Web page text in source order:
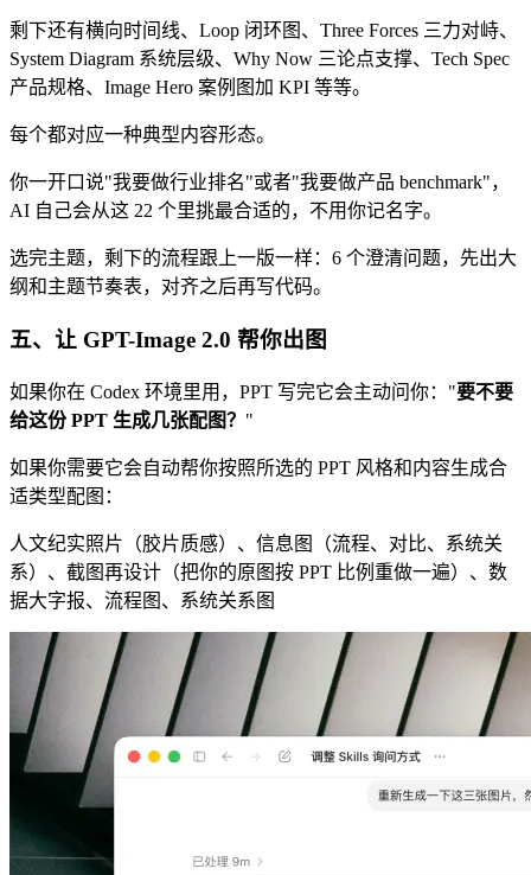
剩下还有横向时间线、Loop 闭环图、Three Forces 三力对峙、
System Diagram 系统层级、Why Now 三论点支撑、Tech Spec
产品规格、Image Hero 案例图加 KPI 等等。
每个都对应一种典型内容形态。
你一开口说"我要做行业排名"或者"我要做产品 benchmark"，
AI 自己会从这 22 个里挑最合适的，不用你记名字。
选完主题，剩下的流程跟上一版一样：6 个澄清问题，先出大
纲和主题节奏表，对齐之后再写代码。
五、让 GPT-Image 2.0 帮你出图
如果你在 Codex 环境里用，PPT 写完它会主动问你："要不要
给这份 PPT 生成几张配图？ "
如果你需要它会自动帮你按照所选的 PPT 风格和内容生成合
适类型配图：
人文纪实照片（胶片质感）、信息图（流程、对比、系统关
系）、截图再设计（把你的原图按 PPT 比例重做一遍）、数
据大字报、流程图、系统关系图